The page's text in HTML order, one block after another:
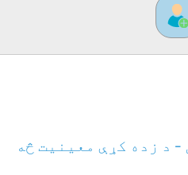
- د زده کړې معینیت څه